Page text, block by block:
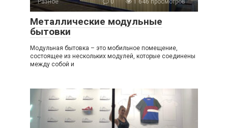
Разное 0 1 646 просмотров
Металлические модульные
бытовки
Модульная бытовка – это мобильное помещение,
состоящее из нескольких модулей, которые соединены
между собой и